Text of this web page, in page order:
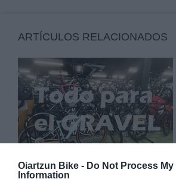
Oiartzun Bike - Do Not Process My
Information
ARTÍCULOS RELACIONADOS